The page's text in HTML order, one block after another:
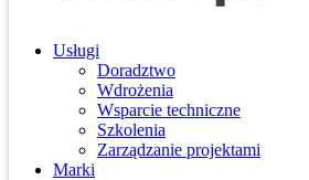
Usługi
Doradztwo
Wdrożenia
Wsparcie techniczne
Szkolenia
Zarządzanie projektami
Marki